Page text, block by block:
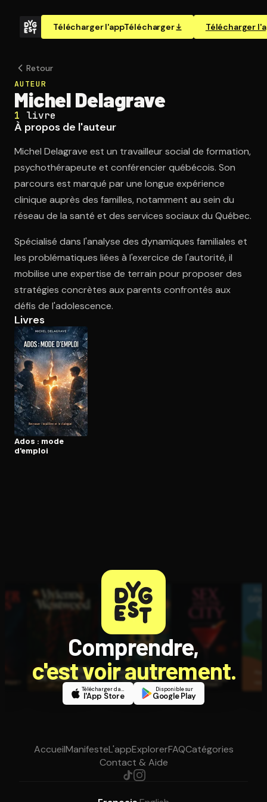
Télécharger l'appTélécharger Télécharger
Ouvre l'app Appareil photo, pointe sur le code. C'est gratuit à
Retour
AUTEUR
Michel Delagrave
1 livre
À propos de l'auteur
Michel Delagrave est un travailleur social de formation,
psychothérapeute et conférencier québécois. Son
parcours est marqué par une longue expérience
clinique auprès des familles, notamment au sein du
réseau de la santé et des services sociaux du Québec.
Spécialisé dans l'analyse des dynamiques familiales et
les problématiques liées à l'exercice de l'autorité, il
mobilise une expertise de terrain pour proposer des
stratégies concrètes aux parents confrontés aux
défis de l'adolescence.
Livres
Ados : mode
d'emploi
Comprendre,
c'est voir autrement.
Télécharger dans
l'App Store
Disponible sur
Google Play
AccueilManifesteL'appExplorerFAQCatégories
Contact & Aide